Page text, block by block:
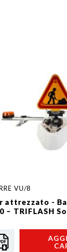
VU/8
attrezzato -
– TRIFLASH